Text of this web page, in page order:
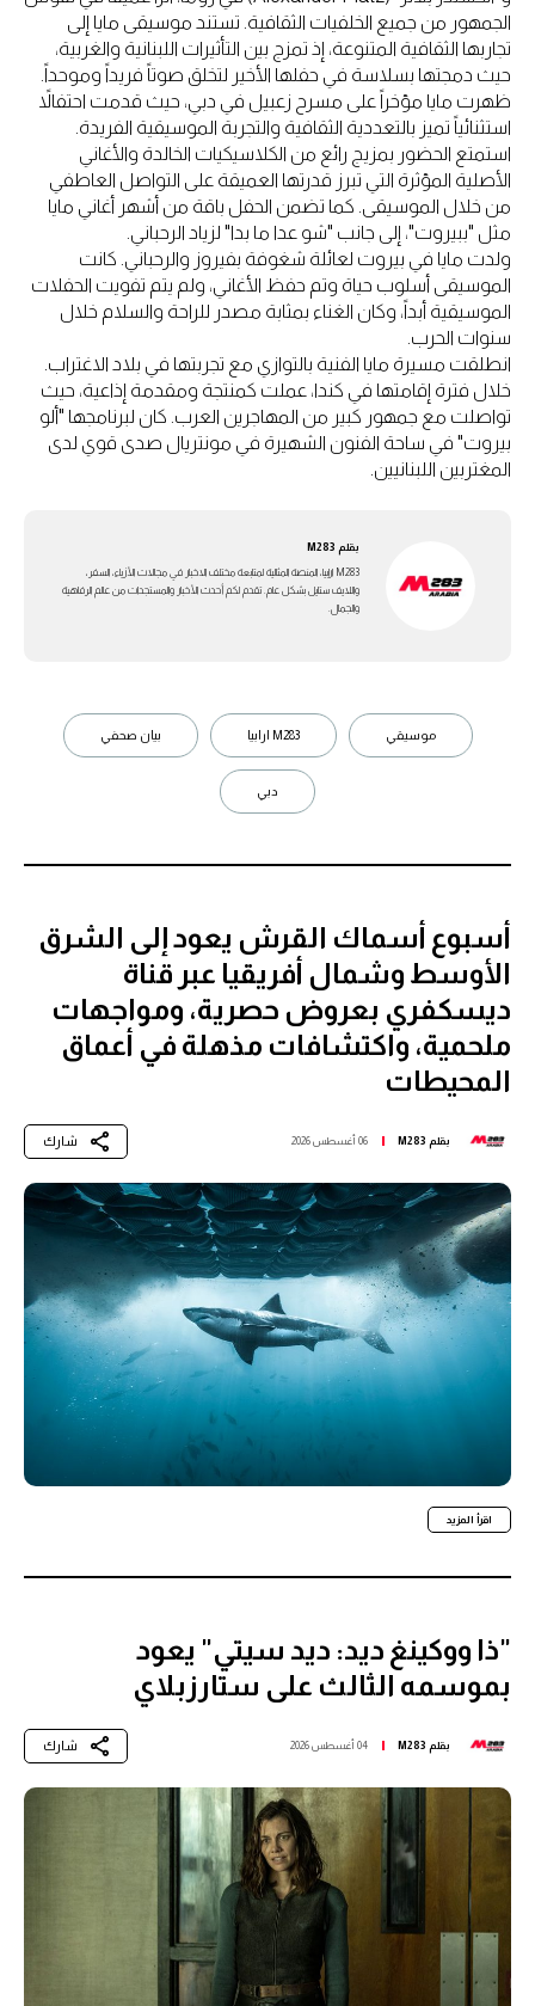
الجمهور من جميع الخلفيات الثقافية. تستند موسيقى مايا إلى
تجاربها الثقافية المتنوعة، إذ تمزج بين التأثيرات اللبنانية والغربية،
حيث دمجتها بسلاسة في حفلها الأخير لتخلق صوتاً فريداً وموحداً.
ظهرت مايا مؤخراً على مسرح زعبيل في دبي، حيث قدمت احتفالاً
استثنائياً تميز بالتعددية الثقافية والتجربة الموسيقية الفريدة.
استمتع الحضور بمزيج رائع من الكلاسيكيات الخالدة والأغاني
الأصلية المؤثرة التي تبرز قدرتها العميقة على التواصل العاطفي
من خلال الموسيقى. كما تضمن الحفل باقة من أشهر أغاني مايا
مثل "ببيروت"، إلى جانب "شو عدا ما بدا" لزياد الرحباني.
ولدت مايا في بيروت لعائلة شغوفة بفيروز والرحباني. كانت
الموسيقى أسلوب حياة وتم حفظ الأغاني، ولم يتم تفويت الحفلات
الموسيقية أبداً، وكان الغناء بمثابة مصدر للراحة والسلام خلال
سنوات الحرب.
انطلقت مسيرة مايا الفنية بالتوازي مع تجربتها في بلاد الاغتراب.
خلال فترة إقامتها في كندا، عملت كمنتجة ومقدمة إذاعية، حيث
تواصلت مع جمهور كبير من المهاجرين العرب. كان لبرنامجها "ألو
بيروت" في ساحة الفنون الشهيرة في مونتريال صدى قوي لدى
المغتربين اللبنانيين.
بقلم M283
M283 ارابيا، المنصة المثالية لمتابعة مختلف الاخبار في مجالات الأزياء، السفر،
واللايف ستايل بشكل عام. تقدم لكم أحدث الأخبار والمستجدات من عالم الرفاهية
والجمال.
موسيقي M283 ارابيا بيان صحفي
دبي
أسبوع أسماك القرش يعود إلى الشرق
الأوسط وشمال أفريقيا عبر قناة
ديسكفري بعروض حصرية، ومواجهات
ملحمية، واكتشافات مذهلة في أعماق
المحيطات
بقلم M283 06 أغسطس 2026 شارك
اقرأ المزيد
"ذا ووكينغ ديد: ديد سيتي" يعود
بموسمه الثالث على ستارزبلاي
بقلم M283 04 أغسطس 2026 شارك